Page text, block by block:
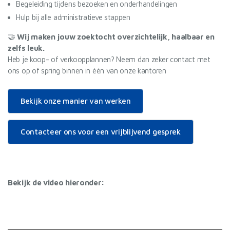
Begeleiding tijdens bezoeken en onderhandelingen
Hulp bij alle administratieve stappen
🤝 Wij maken jouw zoektocht overzichtelijk, haalbaar en
zelfs leuk.
Heb je koop- of verkoopplannen? Neem dan zeker contact met
ons op of spring binnen in één van onze kantoren
Bekijk onze manier van werken
Contacteer ons voor een vrijblijvend gesprek
Bekijk de video hieronder: